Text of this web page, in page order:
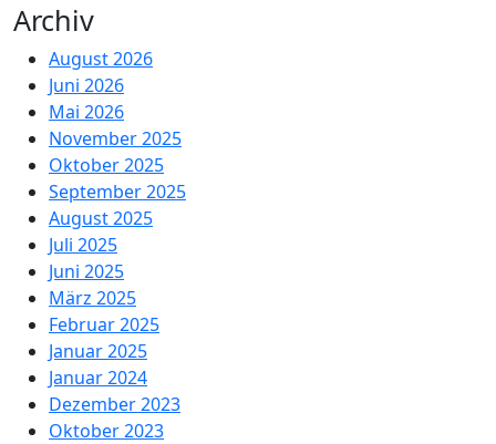
Archiv
August 2026
Juni 2026
Mai 2026
November 2025
Oktober 2025
September 2025
August 2025
Juli 2025
Juni 2025
März 2025
Februar 2025
Januar 2025
Januar 2024
Dezember 2023
Oktober 2023